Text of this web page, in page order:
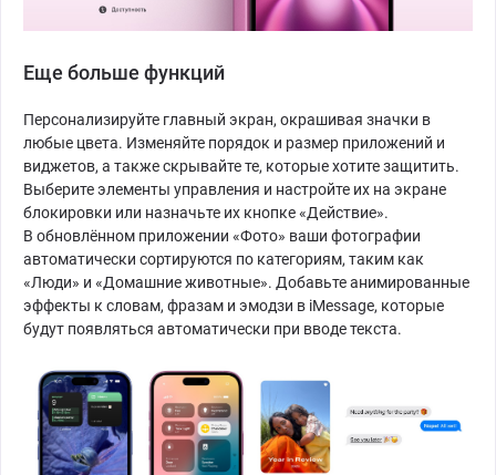
Еще больше функций
Персонализируйте главный экран, окрашивая значки в
любые цвета. Изменяйте порядок и размер приложений и
виджетов, а также скрывайте те, которые хотите защитить.
Выберите элементы управления и настройте их на экране
блокировки или назначьте их кнопке «Действие».
В обновлённом приложении «Фото» ваши фотографии
автоматически сортируются по категориям, таким как
«Люди» и «Домашние животные». Добавьте анимированные
эффекты к словам, фразам и эмодзи в iMessage, которые
будут появляться автоматически при вводе текста.